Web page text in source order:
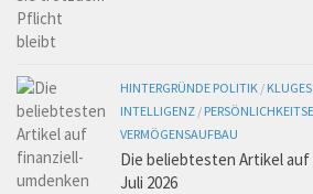
HINTERGRÜNDE POLITIK /
INTELLIGENZ /
VERMÖGENSAUFBAU
Die beliebtesten Artikel
Juli 2026